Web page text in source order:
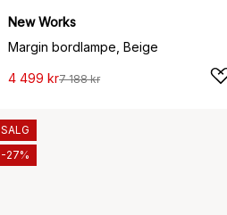
New Works
Margin bordlampe, Beige
4 499 kr7 188 kr
SALG
-27%